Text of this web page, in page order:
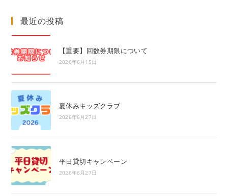
最近の投稿
【重要】回数券期限について
2026年6月15日
夏休みキッズクラブ
2026年6月27日
平日貸切キャンペーン
2026年6月27日